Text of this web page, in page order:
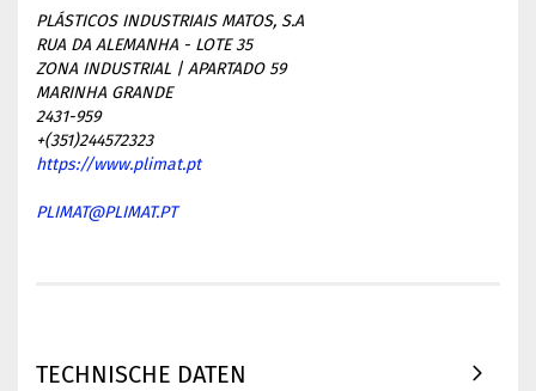
PLÁSTICOS INDUSTRIAIS MATOS, S.A
RUA DA ALEMANHA - LOTE 35
ZONA INDUSTRIAL | APARTADO 59
MARINHA GRANDE
2431-959
+(351)244572323
https://www.plimat.pt
PLIMAT@PLIMAT.PT
TECHNISCHE DATEN